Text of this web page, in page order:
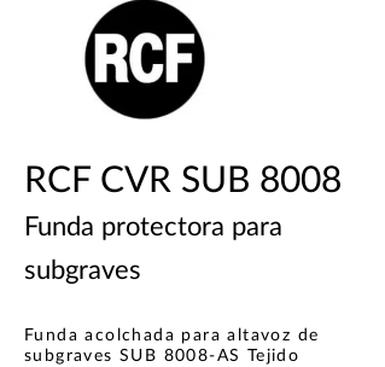
RCF CVR SUB 8008
Funda protectora para
subgraves
Funda acolchada para altavoz de
subgraves SUB 8008-AS Tejido